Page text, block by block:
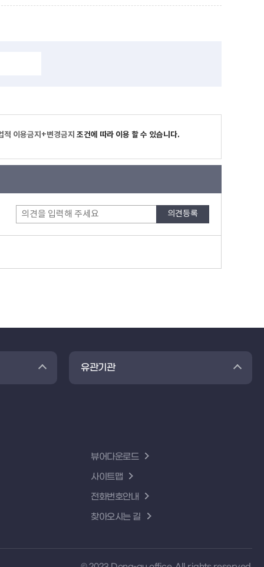
이용금지+변경금지 조건에 따라 이용 할 수 있습니다.
유관기관
뷰어다운로드
사이트맵
전화번호안내
찾아오시는 길